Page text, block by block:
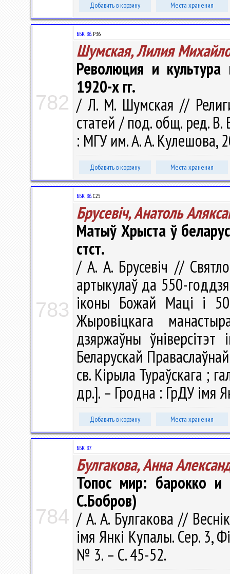
Добавить в корзину Места хранения
782
ББК 86.Р36
Шумская, Лилия
Революция и
1920-х гг.
/ Л. М. Шумская //
статей / под. общ. ред. В.
: МГУ им. А. А. Кулешова,
Добавить в корзину Места хранения
783
ББК 86.С25
Брусевіч, Анатоль
Матыў Хрыста ў
стст.
/ А. А. Брусевіч //
артыкулаў да 550-
іконы Божай Маці і
Жыровіцкага
дзяржаўны
Беларускай
св. Кірыла Тураўскага ;
др.]. – Гродна : ГрДУ імя
Добавить в корзину Места хранения
784
ББК 87.
Булгакова, Анна
Топос мир: барокко и
С.Бобров)
/ А. А. Булгакова //
імя Янкі Купалы. Сер. 3,
№ 3. – С. 45-52.